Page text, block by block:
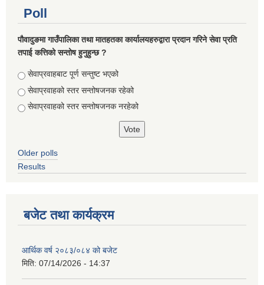
Poll
पौवादुङमा गाउँपालिका तथा मातहतका कार्यालयहरुद्वारा प्रदान गरिने सेवा प्रति
तपाई कत्तिको सन्तोष हुनुहुन्छ ?
Choices
सेवाप्रवाहबाट पूर्ण सन्तुष्ट भएको
सेवाप्रवाहको स्तर सन्तोषजनक रहेको
सेवाप्रवाहको स्तर सन्तोषजनक नरहेको
Older polls
Results
बजेट तथा कार्यक्रम
आर्थिक वर्ष २०८३/०८४ को बजेट
मिति: 07/14/2026 - 14:37